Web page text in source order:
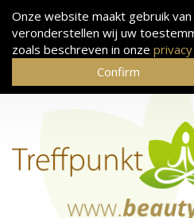
Onze website maakt gebruik
veronderstellen wij uw
zoals beschreven in onze
Confirm